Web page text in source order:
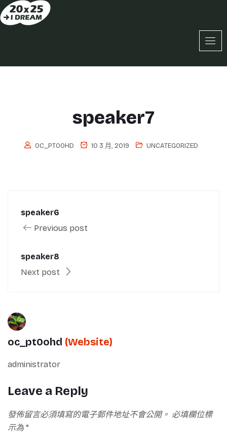
speaker7
OC_PT0OHD 10 3 月, 2019 UNCATEGORIZED
speaker6
Previous post
speaker8
Next post
oc_pt0ohd (Website)
administrator
Leave a Reply
發佈留言必須填寫的電子郵件地址不會公開。 必填欄位標
示為 *